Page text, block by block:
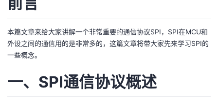
发
我
本篇文章来给大家讲解一个非常重要的通信协议SPI，SPI在MCU和
外设之间的通信用的是非常多的，这篇文章将带大家先来学习SPI的
一些概念。
一、SPI通信协议概述